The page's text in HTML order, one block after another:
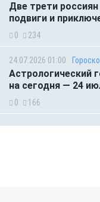
Две трети
подвиги и
0 234
24.07.2026 01:00
Астрологический
на сегодня — 24
0 166